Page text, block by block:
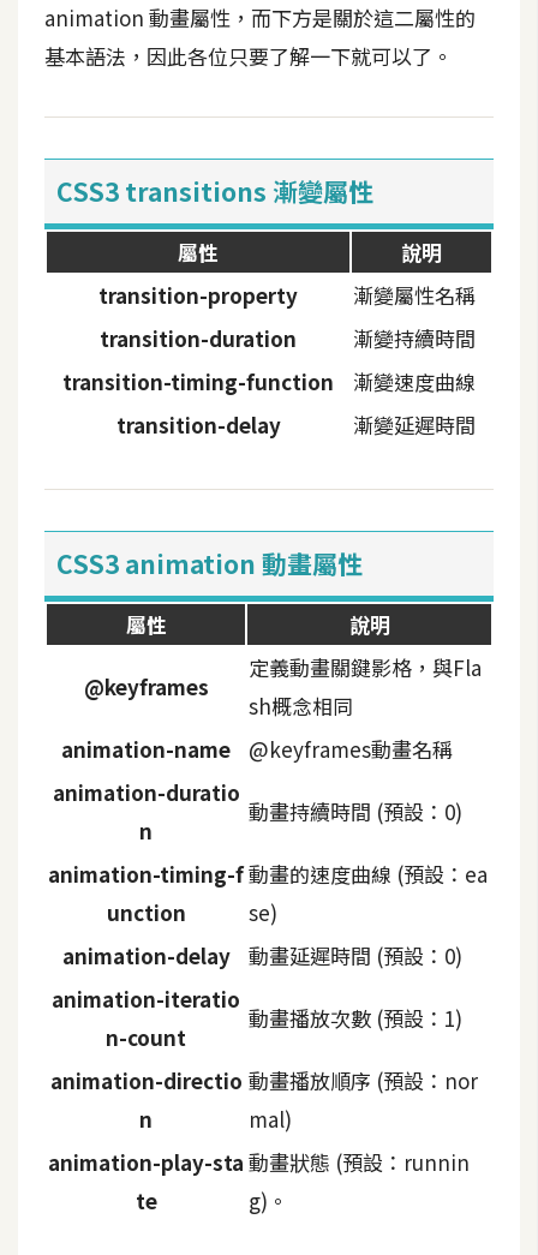
攝
手
攝
影
控
費
圖
庫
網
設
d
s
s
animation 動畫屬性，而下方是關於這二屬性的
基本語法，因此各位只要了解一下就可以了。
CSS3 transitions 漸變屬性
屬性
說明
transition-property
漸變屬性名稱
transition-duration
漸變持續時間
transition-timing-function
漸變速度曲線
transition-delay
漸變延遲時間
CSS3 animation 動畫屬性
屬性 說明
@keyframes
定義動畫關鍵影格，與Fla
sh概念相同
animation-name
@keyframes動畫名稱
animation-duratio
n
動畫持續時間 (預設：0)
animation-timing-f
unction
動畫的速度曲線 (預設：ea
se)
animation-delay
動畫延遲時間 (預設：0)
animation-iteratio
n-count
動畫播放次數 (預設：1)
animation-directio
n
動畫播放順序 (預設：nor
mal)
animation-play-sta
te
動畫狀態 (預設：runnin
g)。